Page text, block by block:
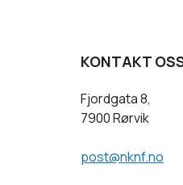
KONTAKT
Fjordgata 8,
7900 Rørvik
post@nknf.no